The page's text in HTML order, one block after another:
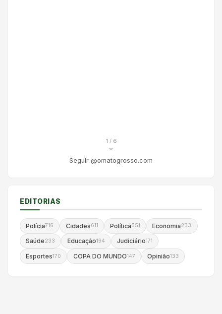
1 / 6
Seguir @omatogrosso.com
EDITORIAS
Polícia716 Cidades611 Política551 Economia233
Saúde233 Educação194 Judiciário171
Esportes170 COPA DO MUNDO147 Opinião133